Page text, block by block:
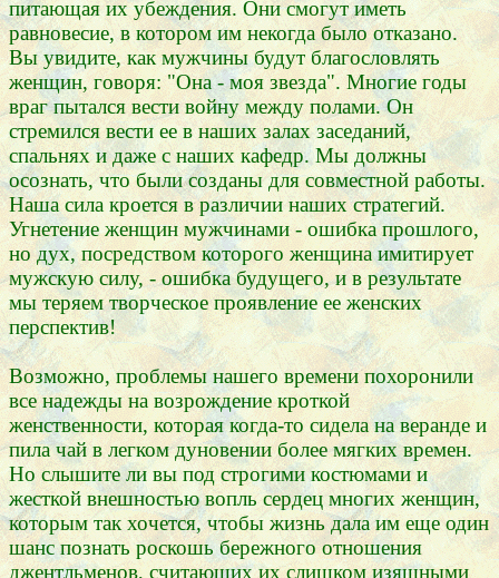
питающая их убеждения. Они смогут иметь
равновесие, в котором им некогда было отказано.
Вы увидите, как мужчины будут благословлять
женщин, говоря: "Она - моя звезда". Многие годы
враг пытался вести войну между полами. Он
стремился вести ее в наших залах заседаний,
спальнях и даже с наших кафедр. Мы должны
осознать, что были созданы для совместной работы.
Наша сила кроется в различии наших стратегий.
Угнетение женщин мужчинами - ошибка прошлого,
но дух, посредством которого женщина имитирует
мужскую силу, - ошибка будущего, и в результате
мы теряем творческое проявление ее женских
перспектив!
Возможно, проблемы нашего времени похоронили
все надежды на возрождение кроткой
женственности, которая когда-то сидела на веранде и
пила чай в легком дуновении более мягких времен.
Но слышите ли вы под строгими костюмами и
жесткой внешностью вопль сердец многих женщин,
которым так хочется, чтобы жизнь дала им еще один
шанс познать роскошь бережного отношения
джентльменов, считающих их слишком изящными